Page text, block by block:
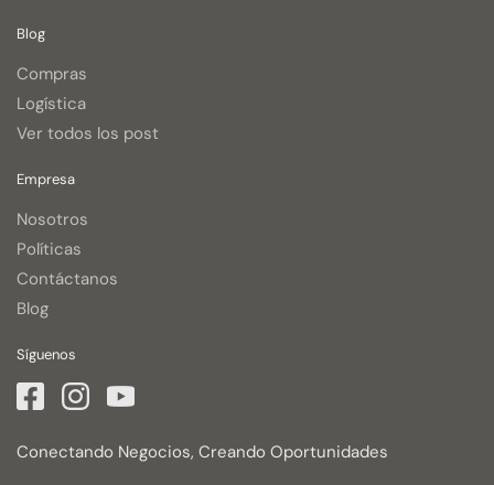
Blog
Compras
Logística
Ver todos los post
Empresa
Nosotros
Políticas
Contáctanos
Blog
Síguenos
Conectando Negocios, Creando Oportunidades